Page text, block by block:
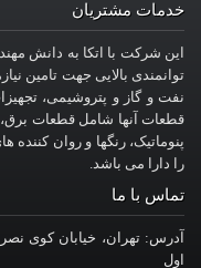
خدمات مشتریان
این شرکت با اتکا به دانش
توانمندی بالایی جهت تامین
نفت و گاز و پتروشیمی،
قطعات آنها شامل قطعات برق،
پنوماتیک، رنگها و روان
را دارا می باشد.
تماس با ما
اول